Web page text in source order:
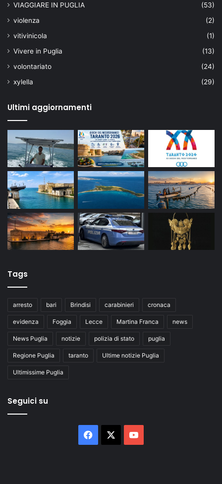
VIAGGIARE IN PUGLIA
(53)
violenza
(2)
vitivinicola
(1)
Vivere in Puglia
(13)
volontariato
(24)
xylella
(29)
Ultimi aggiornamenti
Tags
arresto bari Brindisi carabinieri cronaca
evidenza Foggia Lecce Martina Franca news
News Puglia notizie polizia di stato puglia
Regione Puglia taranto Ultime notizie Puglia
Ultimissime Puglia
Seguici su
Facebook You